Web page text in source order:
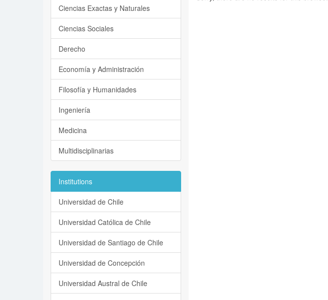
Ciencias Exactas y Naturales
Ciencias Sociales
Derecho
Economía y Administración
Filosofía y Humanidades
Ingeniería
Medicina
Multidisciplinarias
Institutions
Universidad de Chile
Universidad Católica de Chile
Universidad de Santiago de Chile
Universidad de Concepción
Universidad Austral de Chile